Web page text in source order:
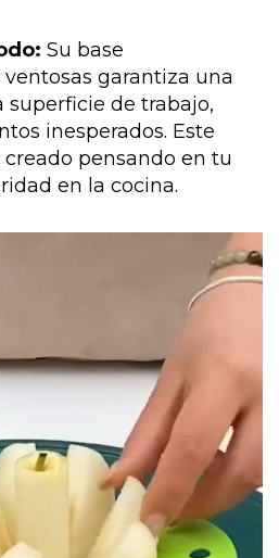
Su base
garantiza una
superficie de trabajo,
inesperados. Este
pensando en tu
en la cocina.